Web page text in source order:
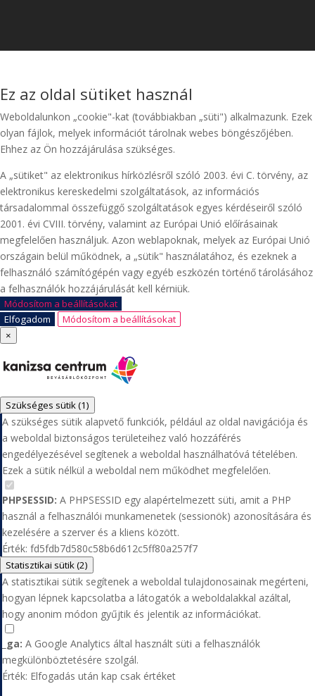
Ez az oldal sütiket használ
Weboldalunkon „cookie"-kat (továbbiakban „süti") alkalmazunk. Ezek
olyan fájlok, melyek információt tárolnak webes böngészőjében.
Ehhez az Ön hozzájárulása szükséges.
A „sütiket" az elektronikus hírközlésről szóló 2003. évi C. törvény, az
elektronikus kereskedelmi szolgáltatások, az információs
társadalommal összefüggő szolgáltatások egyes kérdéseiről szóló
2001. évi CVIII. törvény, valamint az Európai Unió előírásainak
megfelelően használjuk. Azon weblapoknak, melyek az Európai Unió
országain belül működnek, a „sütik" használatához, és ezeknek a
felhasználó számítógépén vagy egyéb eszközén történő tárolásához
a felhasználók hozzájárulását kell kérniük.
Módosítom a beállításokat
Elfogadom
Módosítom a beállításokat
×
Szükséges sütik(1)
A szükséges sütik alapvető funkciók, például az oldal navigációja és
a weboldal biztonságos területeihez való hozzáférés
engedélyezésével segítenek a weboldal használhatóvá tételében.
Ezek a sütik nélkül a weboldal nem működhet megfelelően.
PHPSESSID: A PHPSESSID egy alapértelmezett süti, amit a PHP
használ a felhasználói munkamenetek (sessionök) azonosítására és
kezelésére a szerver és a kliens között.
Érték: fd5fdb7d580c58b6d612c5ff80a257f7
Statisztikai sütik(2)
A statisztikai sütik segítenek a weboldal tulajdonosainak megérteni,
hogyan lépnek kapcsolatba a látogatók a weboldalakkal azáltal,
hogy anonim módon gyűjtik és jelentik az információkat.
_ga: A Google Analytics által használt süti a felhasználók
megkülönböztetésére szolgál.
Érték: Elfogadás után kap csak értéket